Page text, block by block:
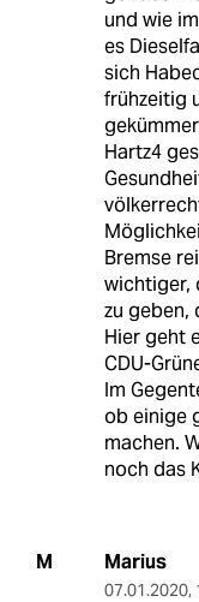
und wie
es
sich
frühzeitig
Hartz4
Bremse
wichtiger,
zu geben,
Hier geht
CDU-
Im
ob einige
machen.
noch das
M Marius
07.01.2020,